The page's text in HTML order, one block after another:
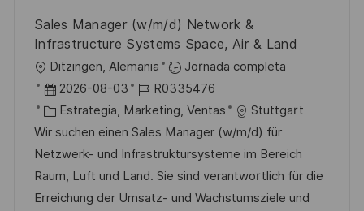
l
a
c
Sales Manager (w/m/d) Network &
Infrastructure Systems Space, Air & Land
U
b
c
a
c
i
Ditzingen, Alemania
Jornada completa
F
e
c
h
a
d
2026-08-03
I
D
d
e
e
m
R0335476
C
a
t
e
g
Estrategia, Marketing, Ventas
Stuttgart
Wir suchen einen Sales Manager (w/m/d) für
Netzwerk- und Infrastruktursysteme im Bereich
Raum, Luft und Land. Sie sind verantwortlich für die
Erreichung der Umsatz- und Wachstumsziele und